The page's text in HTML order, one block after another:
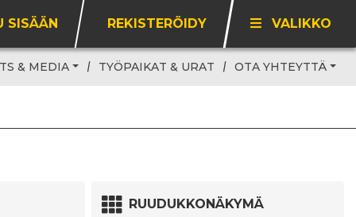
SISÄÄN REKISTERÖIDY VALIKKO
& MEDIA TYÖPAIKAT & URAT OTA YHTEYTTÄ
RUUDUKKONÄKYMÄ